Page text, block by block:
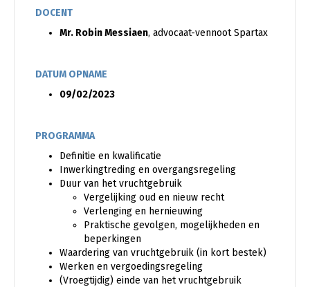
DOCENT
Mr. Robin Messiaen, advocaat-vennoot Spartax
DATUM OPNAME
09/02/2023
PROGRAMMA
Definitie en kwalificatie
Inwerkingtreding en overgangsregeling
Duur van het vruchtgebruik
Vergelijking oud en nieuw recht
Verlenging en hernieuwing
Praktische gevolgen, mogelijkheden en
beperkingen
Waardering van vruchtgebruik (in kort bestek)
Werken en vergoedingsregeling
(Vroegtijdig) einde van het vruchtgebruik